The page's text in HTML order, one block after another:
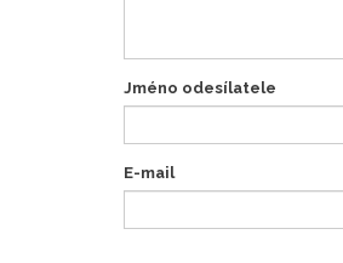
Jméno odesílatele
E-mail